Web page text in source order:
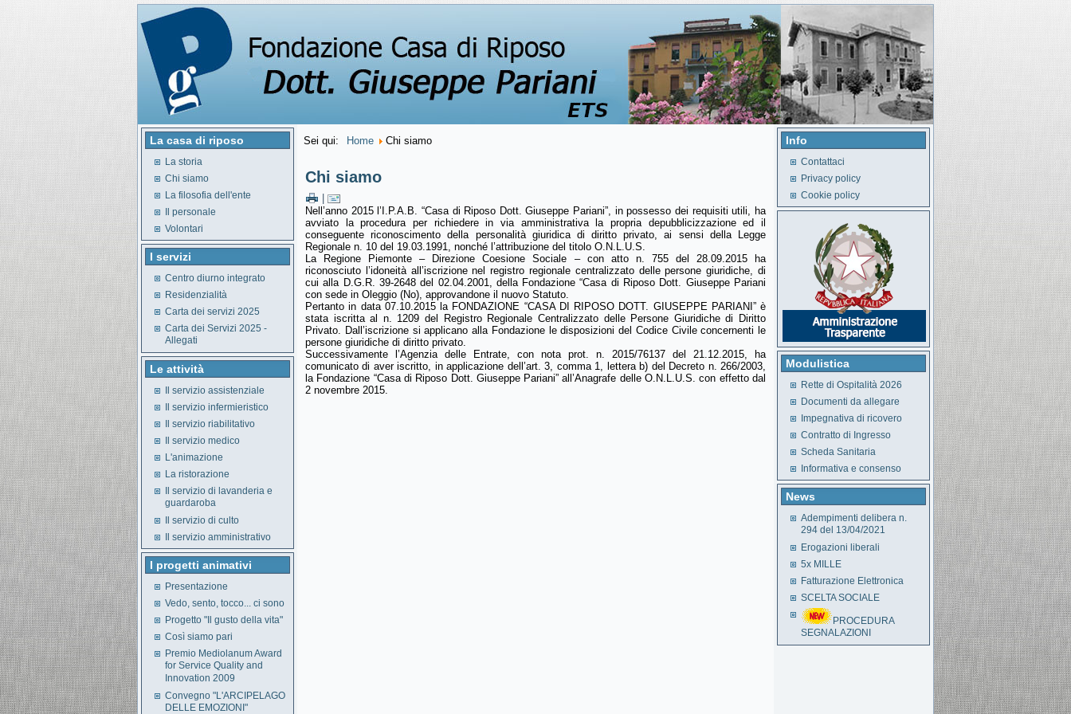
La casa di riposo
La storia
Chi siamo
La filosofia dell'ente
Il personale
Volontari
I servizi
Centro diurno integrato
Residenzialità
Carta dei servizi 2025
Carta dei Servizi 2025 -
Allegati
Le attività
Il servizio assistenziale
Il servizio infermieristico
Il servizio riabilitativo
Il servizio medico
L'animazione
La ristorazione
Il servizio di lavanderia e
guardaroba
Il servizio di culto
Il servizio amministrativo
I progetti animativi
Presentazione
Vedo, sento, tocco... ci sono
Progetto "Il gusto della vita"
Così siamo pari
Premio Mediolanum Award
for Service Quality and
Innovation 2009
Convegno "L'ARCIPELAGO
DELLE EMOZIONI"
Sei qui: Home Chi siamo
Chi siamo
Nell’anno 2015 l’I.P.A.B. “Casa di Riposo Dott. Giuseppe Pariani”, in possesso dei requisiti utili, ha
avviato la procedura per richiedere in via amministrativa la propria depubblicizzazione ed il
conseguente riconoscimento della personalità giuridica di diritto privato, ai sensi della Legge
Regionale n. 10 del 19.03.1991, nonché l’attribuzione del titolo O.N.L.U.S.
La Regione Piemonte – Direzione Coesione Sociale – con atto n. 755 del 28.09.2015 ha
riconosciuto l’idoneità all’iscrizione nel registro regionale centralizzato delle persone giuridiche, di
cui alla D.G.R. 39-2648 del 02.04.2001, della Fondazione “Casa di Riposo Dott. Giuseppe Pariani
con sede in Oleggio (No), approvandone il nuovo Statuto.
Pertanto in data 07.10.2015 la FONDAZIONE “CASA DI RIPOSO DOTT. GIUSEPPE PARIANI” è
stata iscritta al n. 1209 del Registro Regionale Centralizzato delle Persone Giuridiche di Diritto
Privato. Dall’iscrizione si applicano alla Fondazione le disposizioni del Codice Civile concernenti le
persone giuridiche di diritto privato.
Successivamente l’Agenzia delle Entrate, con nota prot. n. 2015/76137 del 21.12.2015, ha
comunicato di aver iscritto, in applicazione dell’art. 3, comma 1, lettera b) del Decreto n. 266/2003,
la Fondazione “Casa di Riposo Dott. Giuseppe Pariani” all’Anagrafe delle O.N.L.U.S. con effetto dal
2 novembre 2015.
Info
Contattaci
Privacy policy
Cookie policy
Modulistica
Rette di Ospitalità 2026
Documenti da allegare
Impegnativa di ricovero
Contratto di Ingresso
Scheda Sanitaria
Informativa e consenso
News
Adempimenti delibera n.
294 del 13/04/2021
Erogazioni liberali
5x MILLE
Fatturazione Elettronica
SCELTA SOCIALE
PROCEDURA
SEGNALAZIONI